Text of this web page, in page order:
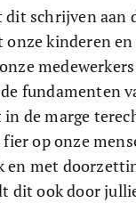
dit schrijven aan
onze kinderen
fundamenten
de marge
op onze
en met
dit ook door